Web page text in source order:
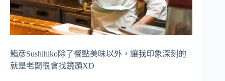
鮨彦Sushihiko除了餐點美味以外，讓我印象深刻的
就是老闆很會找鏡頭XD